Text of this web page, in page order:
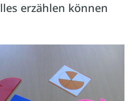
erzählen können